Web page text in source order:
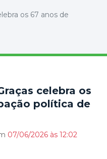
os 67 anos de
celebra os
política de
07/06/2026 às 12:02